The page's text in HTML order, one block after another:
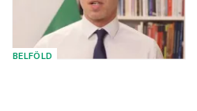
BELFÖLD